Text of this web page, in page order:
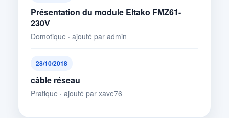
Présentation du module Eltako FMZ61-
230V
Domotique · ajouté par admin
28/10/2018
câble réseau
Pratique · ajouté par xave76